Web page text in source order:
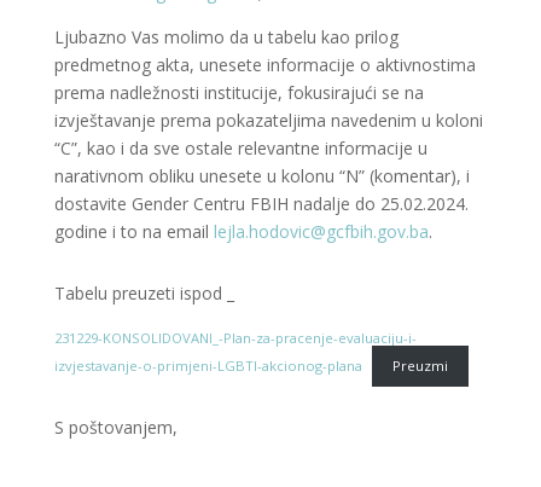
Ljubazno Vas molimo da u tabelu kao prilog
predmetnog akta, unesete informacije o aktivnostima
prema nadležnosti institucije, fokusirajući se na
izvještavanje prema pokazateljima navedenim u koloni
“C”, kao i da sve ostale relevantne informacije u
narativnom obliku unesete u kolonu “N” (komentar), i
dostavite Gender Centru FBIH nadalje do 25.02.2024.
godine i to na email lejla.hodovic@gcfbih.gov.ba.
Tabelu preuzeti ispod _
231229-KONSOLIDOVANI_-Plan-za-pracenje-evaluaciju-i-
izvjestavanje-o-primjeni-LGBTI-akcionog-plana
Preuzmi
S poštovanjem,